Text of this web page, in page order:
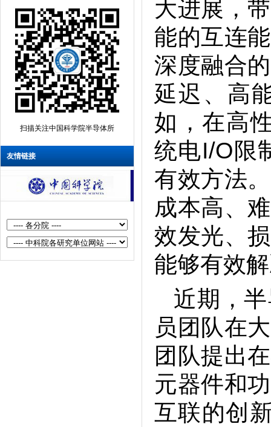
态仿生味觉传感系统
半导体所等研制出具有实用前景的
可编程光电伊辛机
半导体所在高精度光计算领域取得
新进展
半导体所、新疆理化所采用386nm近
紫外GaN基激光器直接倍频实现
193nm深紫外激光
半导体所在解决集成电路接触电阻
瓶颈方面取得新进展
和硅基集成研究取得新进展
半导体所等在等离激元纳腔助力二
扫描关注中国科学院半导体所
友情链接
大进展，
能的互连
深度融合
延迟、高
如，在高
统电I/O限
有效方法
成本高、
效发光、
能够有效
近期，
员团队在
团队提出
元器件和
互联的创